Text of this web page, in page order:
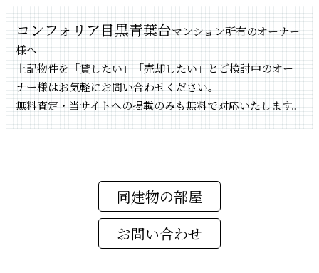
コンフォリア目黒青葉台マンション所有のオーナー
様へ
上記物件を「貸したい」「売却したい」とご検討中のオー
ナー様はお気軽にお問い合わせください。
無料査定・当サイトへの掲載のみも無料で対応いたします。
同建物の部屋